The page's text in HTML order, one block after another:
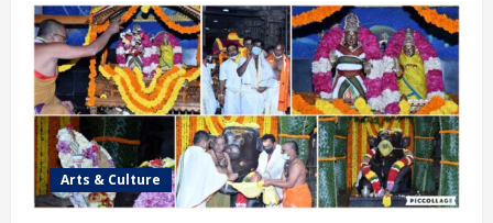
Veerabhadraswamy
Paroksha
seva
and
Sahasra
Deeparchana
Seva
in
Srisailam
Arts & Culture